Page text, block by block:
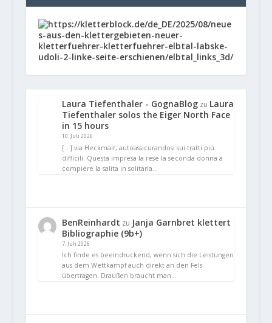
Laura Tiefenthaler - GognaBlogzu Laura
Tiefenthaler solos the Eiger North Face
in 15 hours
10. Juli 2026
[…] via Heckmair, autoassicurandosi sui tratti più
difficili. Questa impresa la rese la seconda donna a
compiere la salita in solitaria…
BenReinhardt zu Janja Garnbret klettert
Bibliographie (9b+)
7. Juli 2026
Ich finde es beeindruckend, wenn sich die Leistungen
aus dem Wettkampf auch direkt an den Fels
übertragen. Draußen braucht man…